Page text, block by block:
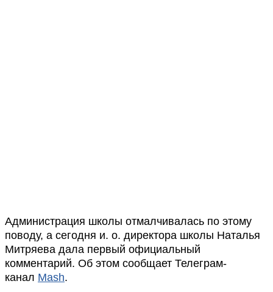
Администрация школы отмалчивалась по этому
поводу, а сегодня и. о. директора школы Наталья
Митряева дала первый официальный
комментарий. Об этом сообщает Телеграм-
канал Mash.